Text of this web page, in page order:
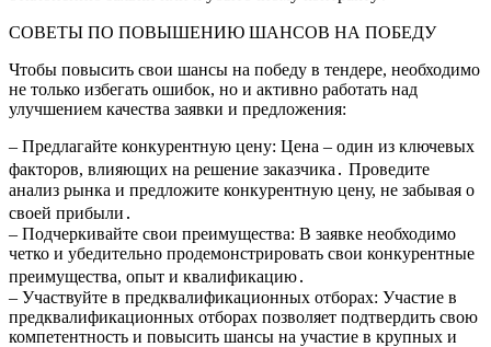
СОВЕТЫ ПО ПОВЫШЕНИЮ ШАНСОВ НА ПОБЕДУ
Чтобы повысить свои шансы на победу в тендере, необходимо
не только избегать ошибок, но и активно работать над
улучшением качества заявки и предложения:
– Предлагайте конкурентную цену: Цена – один из ключевых
факторов, влияющих на решение заказчика․ Проведите
анализ рынка и предложите конкурентную цену, не забывая о
своей прибыли․
– Подчеркивайте свои преимущества: В заявке необходимо
четко и убедительно продемонстрировать свои конкурентные
преимущества, опыт и квалификацию․
– Участвуйте в предквалификационных отборах: Участие в
предквалификационных отборах позволяет подтвердить свою
компетентность и повысить шансы на участие в крупных и